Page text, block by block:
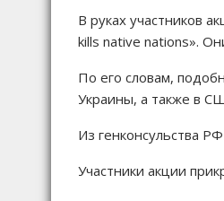
В руках участников
kills native nations».
По его словам,
Украины, а также в
Из генконсульства
Участники акции